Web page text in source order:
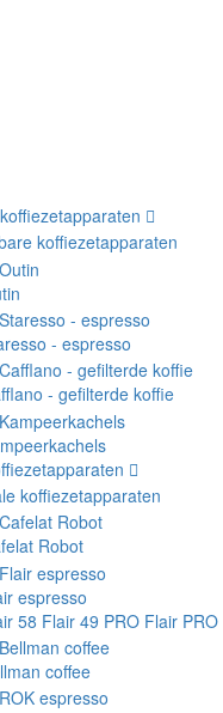
- espresso
- gefilterde koffie
Robot
espresso
58 Flair 49 PRO Flair PRO
coffee